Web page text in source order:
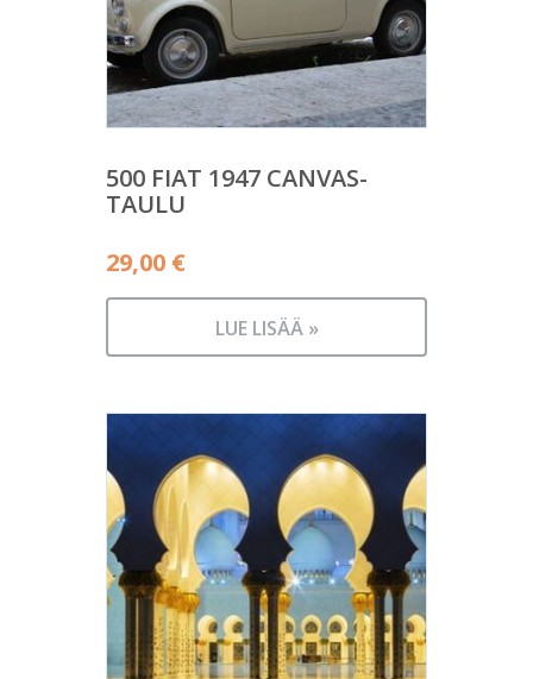
500 FIAT 1947 CANVAS-
TAULU
29,00 €
LUE LISÄÄ »